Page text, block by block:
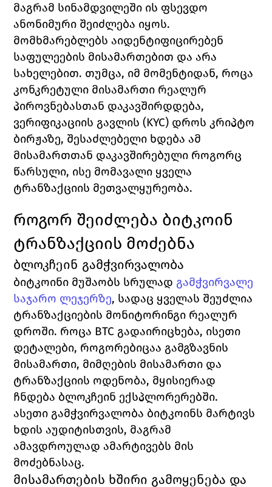
მაგრამ სინამდვილეში ის ფსევდო
ანონიმური შეიძლება იყოს.
მომხმარებლებს აიდენტიფიცირებენ
საფულეების მისამართებით და არა
სახელებით. თუმცა, იმ მომენტიდან, როცა
კონკრეტული მისამართი რეალურ
პიროვნებასთან დაკავშირდდება,
ვერიფიკაციის გავლის (KYC) დროს კრიპტო
ბირჟაზე, შესაძლებელი ხდება ამ
მისამართთან დაკავშირებული როგორც
წარსული, ისე მომავალი ყველა
ტრანზაქციის მეთვალყურეობა.
როგორ შეიძლება ბიტკოინ
ტრანზაქციის მოძებნა
ბლოკჩეინ გამჭვირვალობა
ბიტკოინი მუშაობს სრულად გამჭვირვალე
საჯარო ლეჯერზე, სადაც ყველას შეუძლია
ტრანზაქციების მონიტორინგი რეალურ
დროში. როცა BTC გადაირიცხება, ისეთი
დეტალები, როგორებიცაა გამგზავნის
მისამართი, მიმღების მისამართი და
ტრანზაქციის ოდენობა, მყისიერად
ჩნდება ბლოკჩეინ ექსპლორერებში.
ასეთი გამჭვირვალობა ბიტკოინს მარტივს
ხდის აუდიტისთვის, მაგრამ
ამავდროულად ამარტივებს მის
მოძებნასაც.
მისამართების ხშირი გამოყენება და